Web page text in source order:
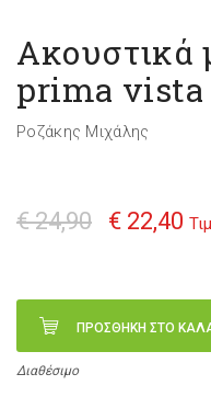
Ακουστικά
prima vista
Ροζάκης Μιχάλης
€ 24,90 € 22,40
ΠΡΟΣΘΗΚΗ ΣΤΟ
Διαθέσιμο